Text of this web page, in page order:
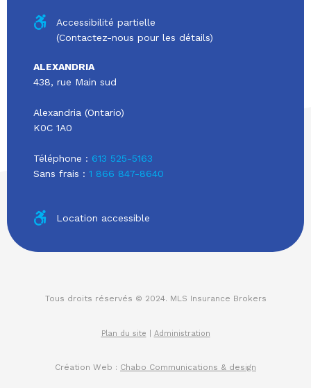
Accessibilité partielle
(Contactez-nous pour les détails)
ALEXANDRIA
438, rue Main sud
Alexandria (Ontario)
K0C 1A0
Téléphone : 613 525-5163
Sans frais : 1 866 847-8640
Location accessible
Tous droits réservés © 2024. MLS Insurance Brokers
Plan du site Administration
Création Web : Chabo Communications & design